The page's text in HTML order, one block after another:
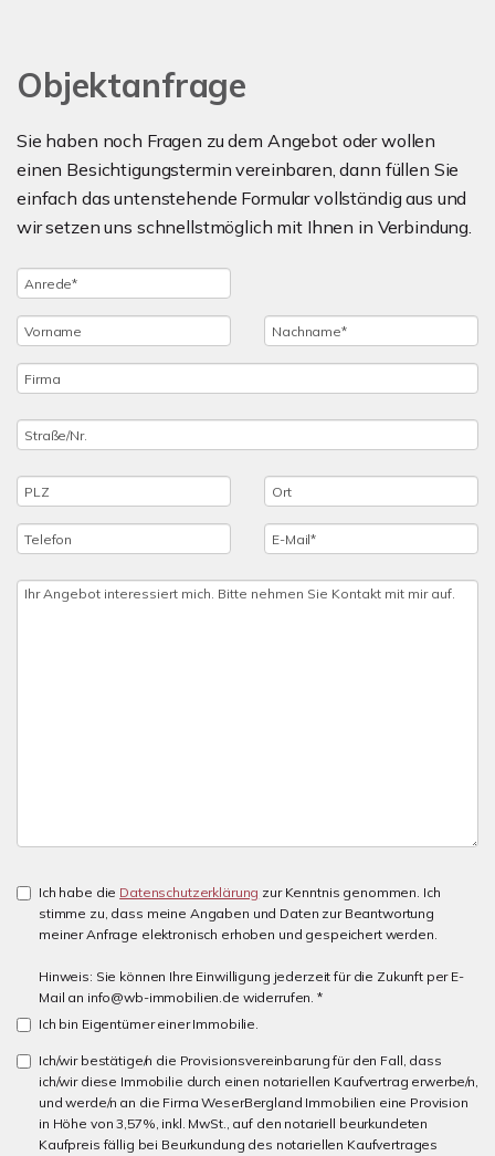
Objektanfrage
Sie haben noch Fragen zu dem Angebot oder wollen
einen Besichtigungstermin vereinbaren, dann füllen Sie
einfach das untenstehende Formular vollständig aus und
wir setzen uns schnellstmöglich mit Ihnen in Verbindung.
Ich habe die Datenschutzerklärung zur Kenntnis genommen. Ich
stimme zu, dass meine Angaben und Daten zur Beantwortung
meiner Anfrage elektronisch erhoben und gespeichert werden.
Hinweis: Sie können Ihre Einwilligung jederzeit für die Zukunft per E-
Mail an info@wb-immobilien.de widerrufen. *
Ich bin Eigentümer einer Immobilie.
Ich/wir bestätige/n die Provisionsvereinbarung für den Fall, dass
ich/wir diese Immobilie durch einen notariellen Kaufvertrag erwerbe/n,
und werde/n an die Firma WeserBergland Immobilien eine Provision
in Höhe von 3,57%, inkl. MwSt., auf den notariell beurkundeten
Kaufpreis fällig bei Beurkundung des notariellen Kaufvertrages